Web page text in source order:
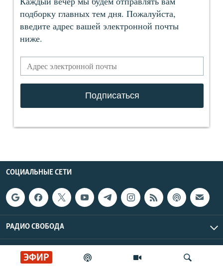
ЭФИР
СОЦИАЛЬНЫЕ СЕТИ
РАДИО СВОБОДА
ИНФОРМАЦИЯ